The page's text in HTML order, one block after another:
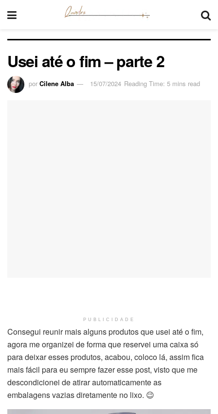
Usei até o fim – parte 2
por Cilene Alba 15/07/2024 Reading Time: 5 mins read
PUBLICIDADE
Consegui reunir mais alguns produtos que usei até o fim,
agora me organizei de forma que reservei uma caixa só
para deixar esses produtos, acabou, coloco lá, assim fica
mais fácil para eu sempre fazer esse post, visto que me
descondicionei de atirar automaticamente as
embalagens vazias diretamente no lixo. 😉